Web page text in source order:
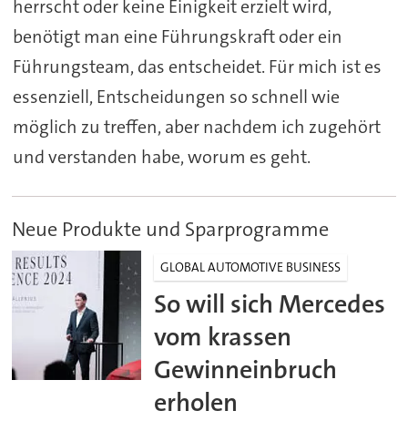
herrscht oder keine Einigkeit erzielt wird,
benötigt man eine Führungskraft oder ein
Führungsteam, das entscheidet. Für mich ist es
essenziell, Entscheidungen so schnell wie
möglich zu treffen, aber nachdem ich zugehört
und verstanden habe, worum es geht.
Neue Produkte und Sparprogramme
GLOBAL AUTOMOTIVE BUSINESS
So will sich Mercedes
vom krassen
Gewinneinbruch
erholen